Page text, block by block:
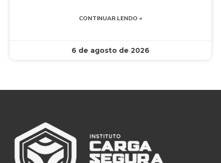
CONTINUAR LENDO »
6 de agosto de 2026